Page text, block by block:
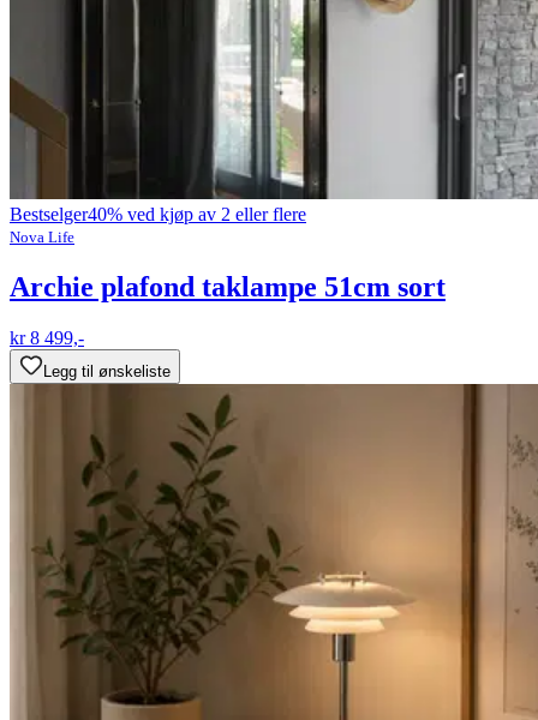
Bestselger40% ved kjøp av 2 eller flere
Nova Life
Archie plafond taklampe 51cm sort
kr 8 499,-
Legg til ønskeliste